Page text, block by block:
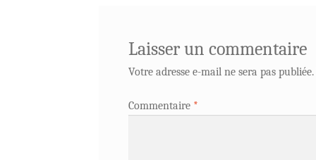
Laisser un commentaire
Votre adresse e-mail ne sera pas publiée.
Commentaire *